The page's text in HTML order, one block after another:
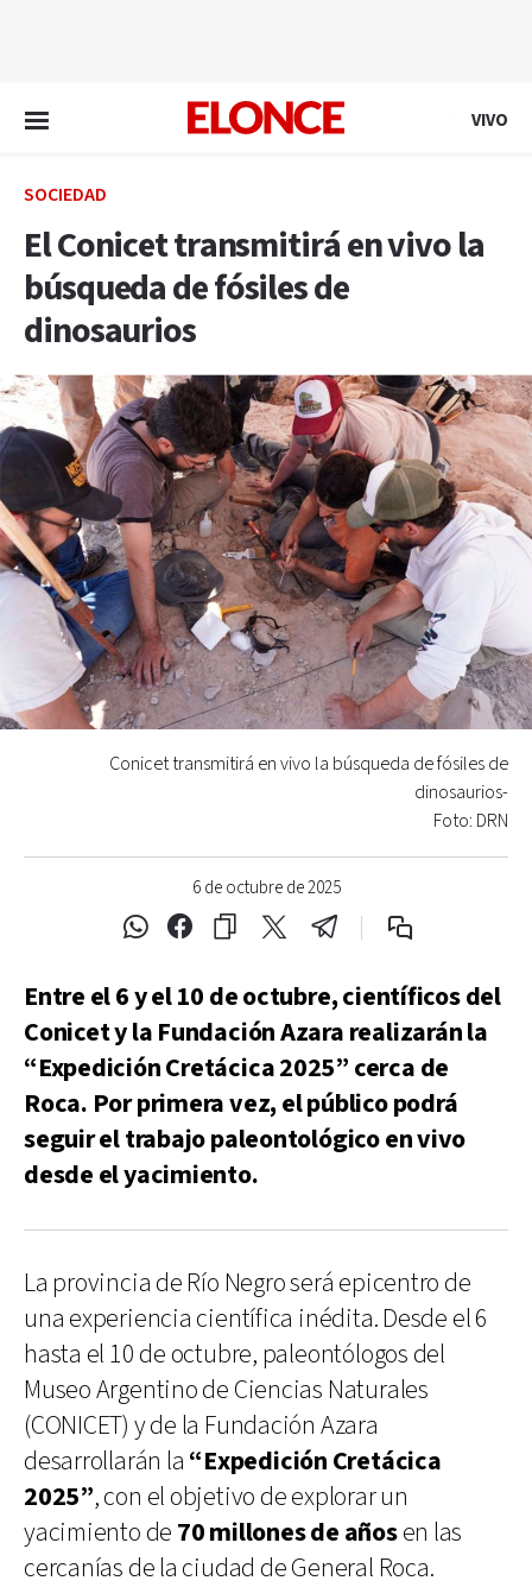
VIVO
SOCIEDAD
El Conicet transmitirá en vivo la
búsqueda de fósiles de
dinosaurios
6 de octubre de 2025
Conicet transmitirá en vivo la búsqueda de fósiles de
dinosaurios-
Foto: DRN
Entre el 6 y el 10 de octubre, científicos del
Conicet y la Fundación Azara realizarán la
“Expedición Cretácica 2025” cerca de
Roca. Por primera vez, el público podrá
seguir el trabajo paleontológico en vivo
desde el yacimiento.
La provincia de Río Negro será epicentro de
una experiencia científica inédita. Desde el 6
hasta el 10 de octubre, paleontólogos del
Museo Argentino de Ciencias Naturales
(CONICET) y de la Fundación Azara
desarrollarán la “Expedición Cretácica
2025”, con el objetivo de explorar un
yacimiento de 70 millones de añosen las
cercanías de la ciudad de General Roca.